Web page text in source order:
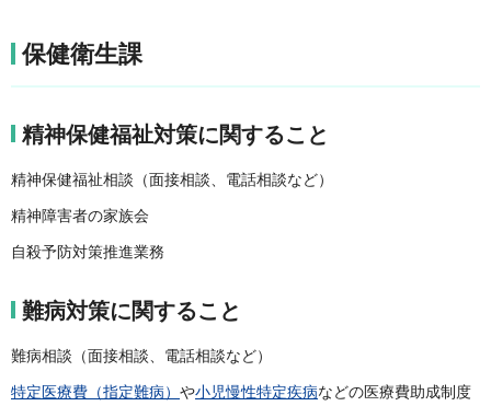
保健衛生課
精神保健福祉対策に関すること
精神保健福祉相談（面接相談、電話相談など）
精神障害者の家族会
自殺予防対策推進業務
難病対策に関すること
難病相談（面接相談、電話相談など）
特定医療費（指定難病） や小児慢性特定疾病などの医療費助成制度